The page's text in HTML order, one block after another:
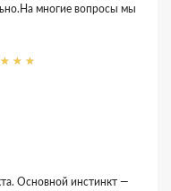
многие вопросы мы
Основной инстинкт —